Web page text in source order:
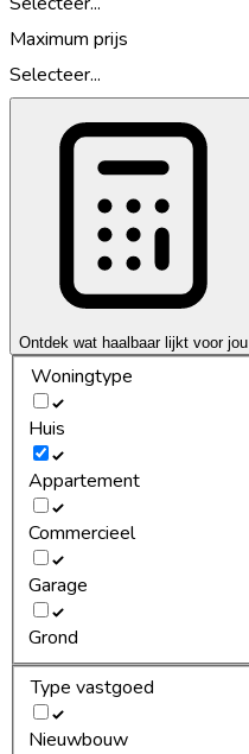
Maximum prijs
Selecteer...
Ontdek wat haalbaar lijkt voor jou
Woningtype
Huis
Appartement
Commercieel
Garage
Grond
Type vastgoed
Nieuwbouw